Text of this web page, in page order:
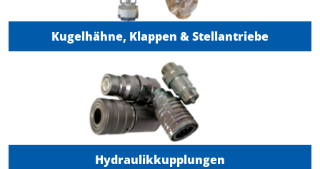
Kugelhähne, Klappen & Stellantriebe
Hydraulikkupplungen